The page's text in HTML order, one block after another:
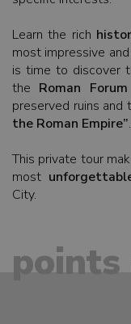
Learn the rich
most impressive
is time to discover
the Roman Forum
preserved ruins and
the Roman Empire”.
This private tour
most
City.